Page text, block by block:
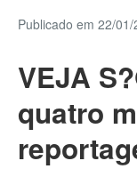
Publicado em 22/
VEJA
quatro